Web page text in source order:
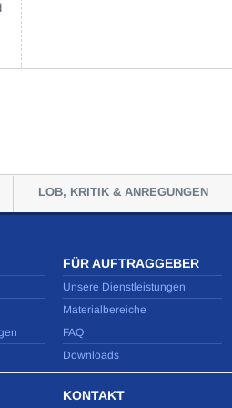
LOB, KRITIK & ANREGUNGEN
FÜR AUFTRAGGEBER
Unsere Dienstleistungen
Materialbereiche
FAQ
Downloads
KONTAKT